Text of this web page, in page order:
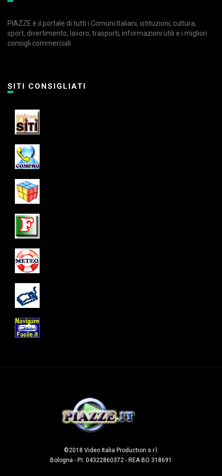
PIAZZE è il portale di tutti i Comuni Italiani, istituzioni, cultura,
sport, divertimento, lavoro, trasporti, informazioni utili e i migliori
consigli commerciali
SITI CONSIGLIATI
©2018 Video Italia Production s.r.l.
Bologna - P.I. 04322860372 - REA BO 318691